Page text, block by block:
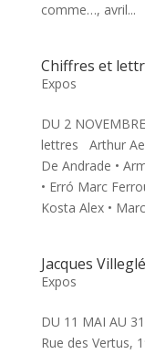
comme…, avril...
Chiffres et
Expos
DU 2
lettres Arthur
De Andrade •
• Erró Marc
Kosta Alex •
Jacques Villeglé
Expos
DU 11 MAI AU
Rue des Vertus,